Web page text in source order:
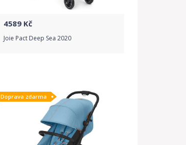
4589 Kč
Joie Pact Deep Sea 2020
Detail produktu
Doprava zdarma